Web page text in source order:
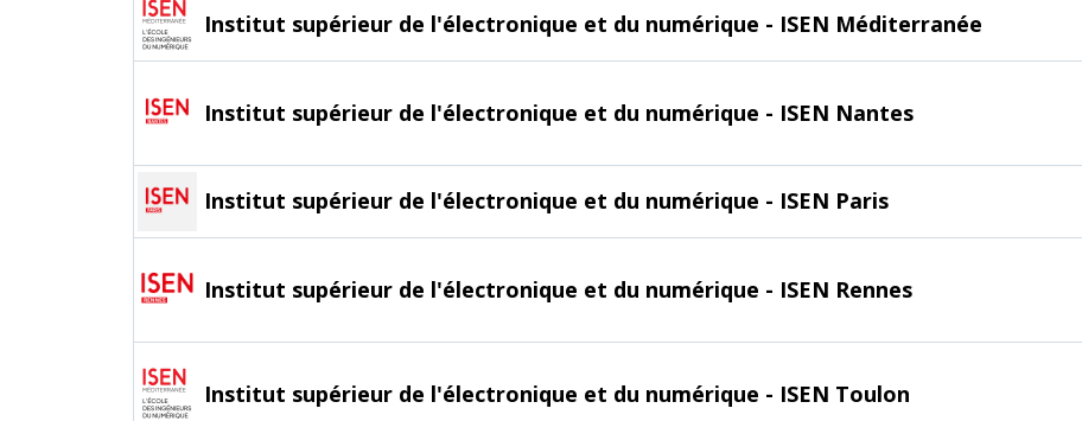
Institut supérieur de l'électronique et du numérique - ISEN Méditerranée
Institut supérieur de l'électronique et du numérique - ISEN Nantes
Institut supérieur de l'électronique et du numérique - ISEN Paris
Institut supérieur de l'électronique et du numérique - ISEN Rennes
Institut supérieur de l'électronique et du numérique - ISEN Toulon